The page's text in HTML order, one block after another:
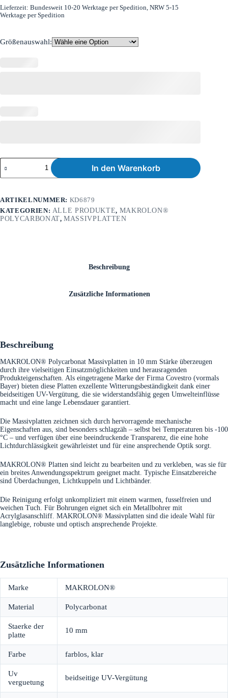
Lieferzeit: Bundesweit 10-20 Werktage per Spedition, NRW 5-15
Werktage per Spedition
Größenauswahl:
In den Warenkorb
ARTIKELNUMMER: KD6879
KATEGORIEN: ALLE PRODUKTE, MAKROLON®
POLYCARBONAT,MASSIVPLATTEN
Beschreibung
Zusätzliche Informationen
Beschreibung
MAKROLON® Polycarbonat Massivplatten in 10 mm Stärke überzeugen
durch ihre vielseitigen Einsatzmöglichkeiten und herausragenden
Produkteigenschaften. Als eingetragene Marke der Firma Covestro (vormals
Bayer) bieten diese Platten exzellente Witterungsbeständigkeit dank einer
beidseitigen UV-Vergütung, die sie widerstandsfähig gegen Umwelteinflüsse
macht und eine lange Lebensdauer garantiert.
Die Massivplatten zeichnen sich durch hervorragende mechanische
Eigenschaften aus, sind besonders schlagzäh – selbst bei Temperaturen bis -100
°C – und verfügen über eine beeindruckende Transparenz, die eine hohe
Lichtdurchlässigkeit gewährleistet und für eine ansprechende Optik sorgt.
MAKROLON® Platten sind leicht zu bearbeiten und zu verkleben, was sie für
ein breites Anwendungsspektrum geeignet macht. Typische Einsatzbereiche
sind Überdachungen, Lichtkuppeln und Lichtbänder.
Die Reinigung erfolgt unkompliziert mit einem warmen, fusselfreien und
weichen Tuch. Für Bohrungen eignet sich ein Metallbohrer mit
Acrylglasanschliff. MAKROLON® Massivplatten sind die ideale Wahl für
langlebige, robuste und optisch ansprechende Projekte.
Zusätzliche Informationen
Marke MAKROLON®
Material Polycarbonat
Staerke der
platte
10 mm
Farbe farblos, klar
Uv
verguetung
beidseitige UV-Vergütung